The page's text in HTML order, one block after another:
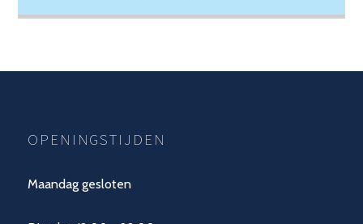
OPENINGSTIJDEN
Maandag gesloten